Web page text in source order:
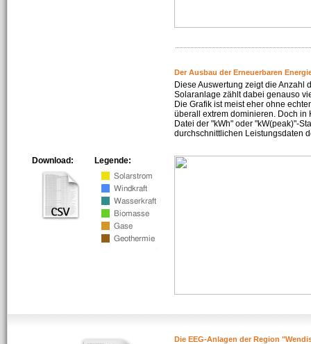
Der Ausbau der Erneuerbaren
Diese Auswertung zeigt die Anzahl
Solaranlage zählt dabei genauso
Die Grafik ist meist eher ohne
überall extrem dominieren. Doch in
Datei der "kWh" oder "kW(peak)"-
durchschnittlichen Leistungsdaten
Legende:
Download:
Die EEG-Anlagen der Region